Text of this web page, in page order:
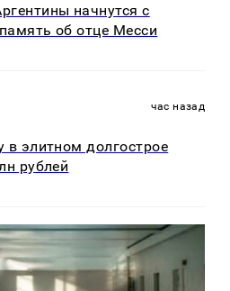
начнутся с
об отце Месси
час назад
в элитном долгострое
рублей